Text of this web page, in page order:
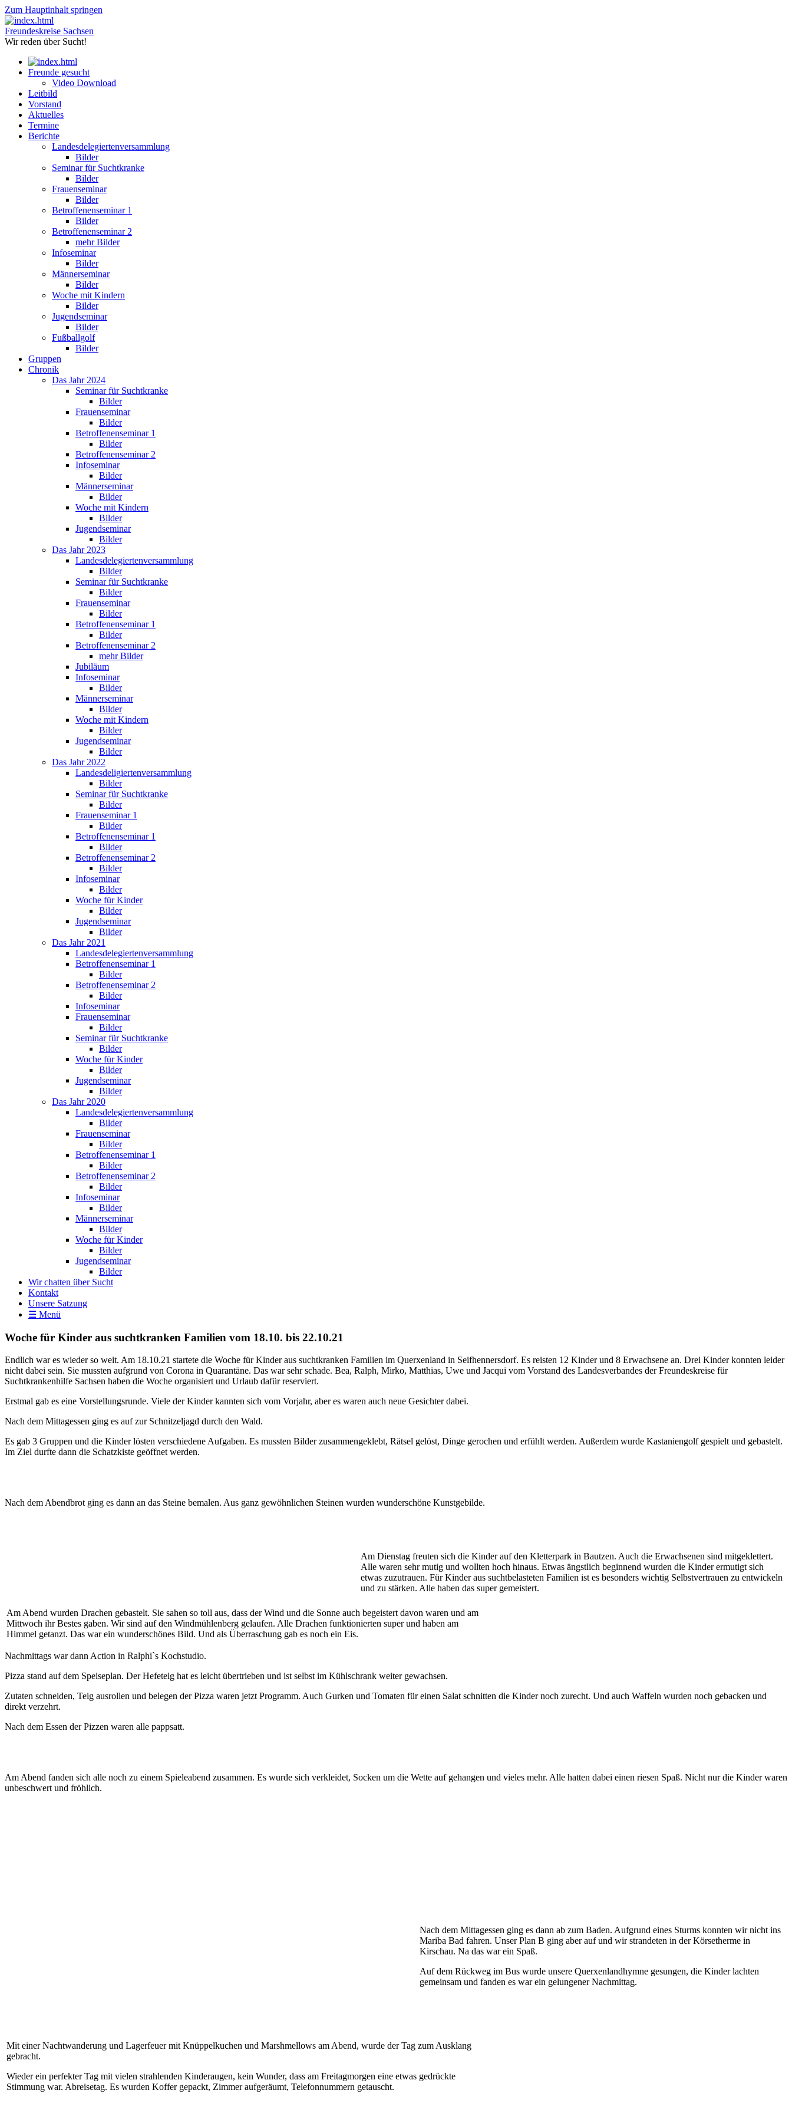
Zum Hauptinhalt springen
Freundeskreise Sachsen
Wir reden über Sucht!
Freunde gesucht
Video Download
Leitbild
Vorstand
Aktuelles
Termine
Berichte
Landesdelegiertenversammlung
Bilder
Seminar für Suchtkranke
Bilder
Frauenseminar
Bilder
Betroffenenseminar 1
Bilder
Betroffenenseminar 2
mehr Bilder
Infoseminar
Bilder
Männerseminar
Bilder
Woche mit Kindern
Bilder
Jugendseminar
Bilder
Fußballgolf
Bilder
Gruppen
Chronik
Das Jahr 2024
Seminar für Suchtkranke
Bilder
Frauenseminar
Bilder
Betroffenenseminar 1
Bilder
Betroffenenseminar 2
Infoseminar
Bilder
Männerseminar
Bilder
Woche mit Kindern
Bilder
Jugendseminar
Bilder
Das Jahr 2023
Landesdelegiertenversammlung
Bilder
Seminar für Suchtkranke
Bilder
Frauenseminar
Bilder
Betroffenenseminar 1
Bilder
Betroffenenseminar 2
mehr Bilder
Jubiläum
Infoseminar
Bilder
Männerseminar
Bilder
Woche mit Kindern
Bilder
Jugendseminar
Bilder
Das Jahr 2022
Landesdeligiertenversammlung
Bilder
Seminar für Suchtkranke
Bilder
Frauenseminar 1
Bilder
Betroffenenseminar 1
Bilder
Betroffenenseminar 2
Bilder
Infoseminar
Bilder
Woche für Kinder
Bilder
Jugendseminar
Bilder
Das Jahr 2021
Landesdelegiertenversammlung
Betroffenenseminar 1
Bilder
Betroffenenseminar 2
Bilder
Infoseminar
Frauenseminar
Bilder
Seminar für Suchtkranke
Bilder
Woche für Kinder
Bilder
Jugendseminar
Bilder
Das Jahr 2020
Landesdelegiertenversammlung
Bilder
Frauenseminar
Bilder
Betroffenenseminar 1
Bilder
Betroffenenseminar 2
Bilder
Infoseminar
Bilder
Männerseminar
Bilder
Woche für Kinder
Bilder
Jugendseminar
Bilder
Wir chatten über Sucht
Kontakt
Unsere Satzung
☰ Menü
Woche für Kinder aus suchtkranken Familien vom 18.10. bis 22.10.21
Endlich war es wieder so weit. Am 18.10.21 startete die Woche für Kinder aus suchtkranken Familien im Querxenland in Seifhennersdorf. Es reisten 12 Kinder und 8 Erwachsene an. Drei Kinder konnten leider
nicht dabei sein. Sie mussten aufgrund von Corona in Quarantäne. Das war sehr schade. Bea, Ralph, Mirko, Matthias, Uwe und Jacqui vom Vorstand des Landesverbandes der Freundeskreise für
Suchtkrankenhilfe Sachsen haben die Woche organisiert und Urlaub dafür reserviert.
Erstmal gab es eine Vorstellungsrunde. Viele der Kinder kannten sich vom Vorjahr, aber es waren auch neue Gesichter dabei.
Nach dem Mittagessen ging es auf zur Schnitzeljagd durch den Wald.
Es gab 3 Gruppen und die Kinder lösten verschiedene Aufgaben. Es mussten Bilder zusammengeklebt, Rätsel gelöst, Dinge gerochen und erfühlt werden. Außerdem wurde Kastaniengolf gespielt und gebastelt.
Im Ziel durfte dann die Schatzkiste geöffnet werden.
Nach dem Abendbrot ging es dann an das Steine bemalen. Aus ganz gewöhnlichen Steinen wurden wunderschöne Kunstgebilde.
Am Dienstag freuten sich die Kinder auf den Kletterpark in Bautzen. Auch die Erwachsenen sind mitgeklettert.
Alle waren sehr mutig und wollten hoch hinaus. Etwas ängstlich beginnend wurden die Kinder ermutigt sich
etwas zuzutrauen. Für Kinder aus suchtbelasteten Familien ist es besonders wichtig Selbstvertrauen zu entwickeln
und zu stärken. Alle haben das super gemeistert.
Am Abend wurden Drachen gebastelt. Sie sahen so toll aus, dass der Wind und die Sonne auch begeistert davon waren und am
Mittwoch ihr Bestes gaben. Wir sind auf den Windmühlenberg gelaufen. Alle Drachen funktionierten super und haben am
Himmel getanzt. Das war ein wunderschönes Bild. Und als Überraschung gab es noch ein Eis.
Nachmittags war dann Action in Ralphi`s Kochstudio.
Pizza stand auf dem Speiseplan. Der Hefeteig hat es leicht übertrieben und ist selbst im Kühlschrank weiter gewachsen.
Zutaten schneiden, Teig ausrollen und belegen der Pizza waren jetzt Programm. Auch Gurken und Tomaten für einen Salat schnitten die Kinder noch zurecht. Und auch Waffeln wurden noch gebacken und
direkt verzehrt.
Nach dem Essen der Pizzen waren alle pappsatt.
Am Abend fanden sich alle noch zu einem Spieleabend zusammen. Es wurde sich verkleidet, Socken um die Wette auf gehangen und vieles mehr. Alle hatten dabei einen riesen Spaß. Nicht nur die Kinder waren
unbeschwert und fröhlich.
Nach dem Mittagessen ging es dann ab zum Baden. Aufgrund eines Sturms konnten wir nicht ins
Mariba Bad fahren. Unser Plan B ging aber auf und wir strandeten in der Körsetherme in
Kirschau. Na das war ein Spaß.
Auf dem Rückweg im Bus wurde unsere Querxenlandhymne gesungen, die Kinder lachten
gemeinsam und fanden es war ein gelungener Nachmittag.
Mit einer Nachtwanderung und Lagerfeuer mit Knüppelkuchen und Marshmellows am Abend, wurde der Tag zum Ausklang
gebracht.
Wieder ein perfekter Tag mit vielen strahlenden Kinderaugen, kein Wunder, dass am Freitagmorgen eine etwas gedrückte
Stimmung war. Abreisetag. Es wurden Koffer gepackt, Zimmer aufgeräumt, Telefonnummern getauscht.